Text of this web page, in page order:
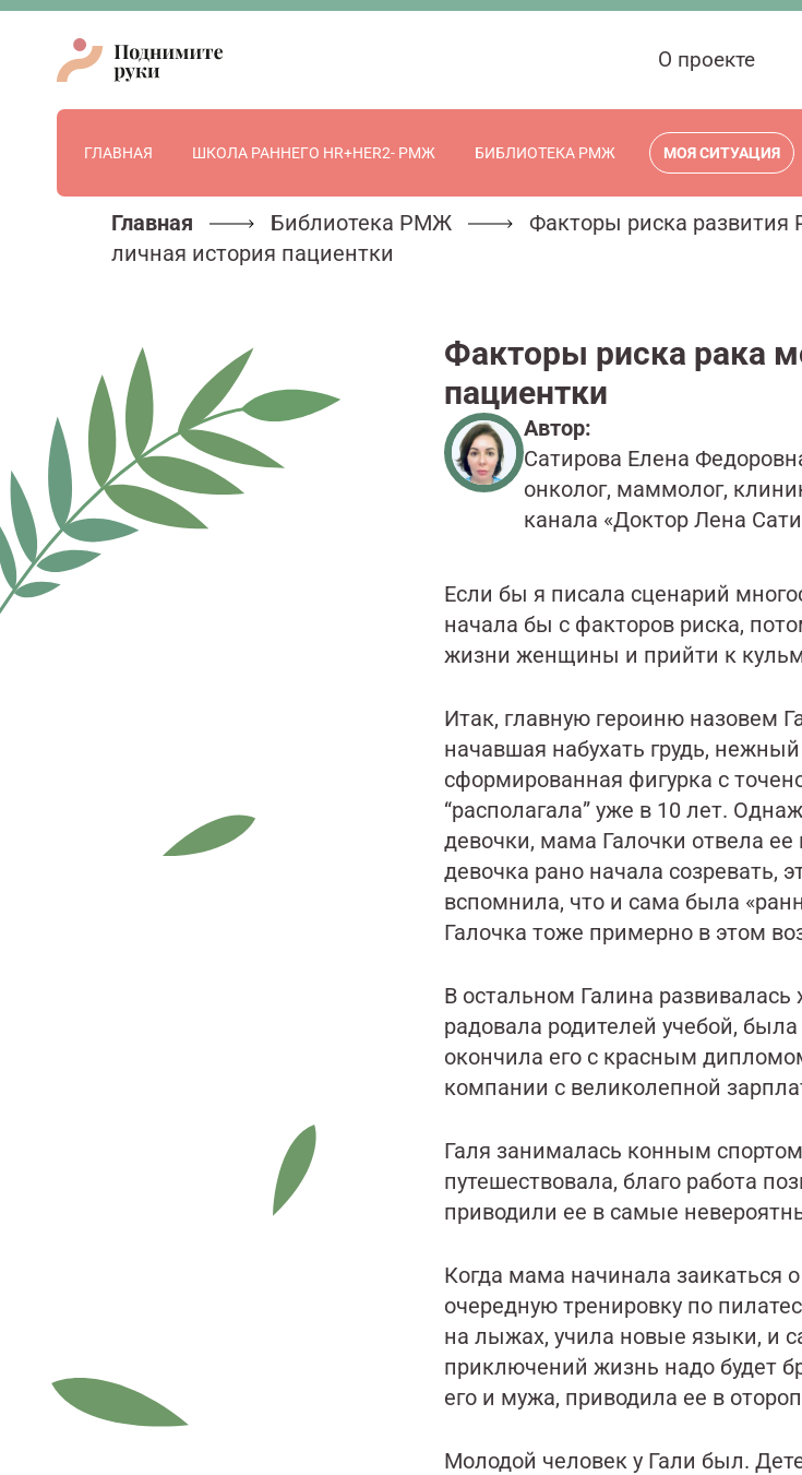
О проекте
ГЛАВНАЯ ШКОЛА РАННЕГО HR+HER2- РМЖ БИБЛИОТЕКА РМЖ МОЯ СИТУАЦИЯ
Главная Библиотека РМЖ Факторы риска
личная история пациентки
Факторы риска рака
пациентки
Автор:
Сатирова Елена
онколог, маммолог,
канала «Доктор Лена
Если бы я писала сценарий
начала бы с факторов риска,
жизни женщины и прийти к
Итак, главную героиню назовем
начавшая набухать грудь,
сформированная фигурка с
“располагала” уже в 10 лет.
девочки, мама Галочки отвела
девочка рано начала созревать,
вспомнила, что и сама была
Галочка тоже примерно в этом
В остальном Галина
радовала родителей учебой,
окончила его с красным
компании с великолепной
Галя занималась конным
путешествовала, благо работа
приводили ее в самые
Когда мама начинала заикаться
очередную тренировку по
на лыжах, учила новые языки, и
приключений жизнь надо будет
его и мужа, приводила ее в
Молодой человек у Гали был.